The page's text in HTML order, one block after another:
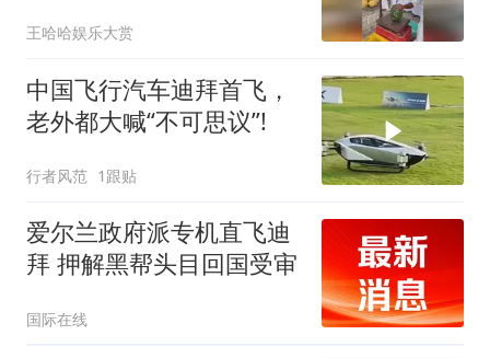
王哈哈娱乐大赏
中国飞行汽车迪拜首飞，
老外都大喊“不可思议”!
行者风范 1跟贴
爱尔兰政府派专机直飞迪
拜 押解黑帮头目回国受审
国际在线